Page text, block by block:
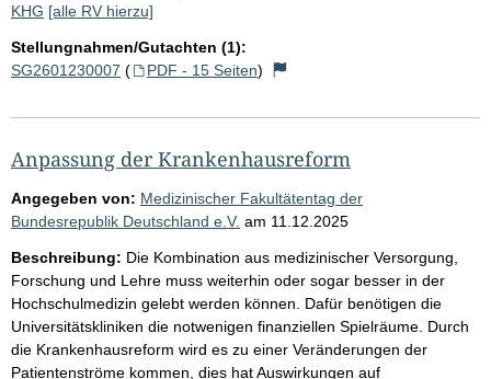
KHG [alle RV hierzu]
Stellungnahmen/Gutachten (1):
SG2601230007 ( PDF - 15 Seiten)
Anpassung der Krankenhausreform
Angegeben von: Medizinischer Fakultätentag der
Bundesrepublik Deutschland e.V. am 11.12.2025
Beschreibung: Die Kombination aus medizinischer Versorgung,
Forschung und Lehre muss weiterhin oder sogar besser in der
Hochschulmedizin gelebt werden können. Dafür benötigen die
Universitätskliniken die notwenigen finanziellen Spielräume. Durch
die Krankenhausreform wird es zu einer Veränderungen der
Patientenströme kommen, dies hat Auswirkungen auf